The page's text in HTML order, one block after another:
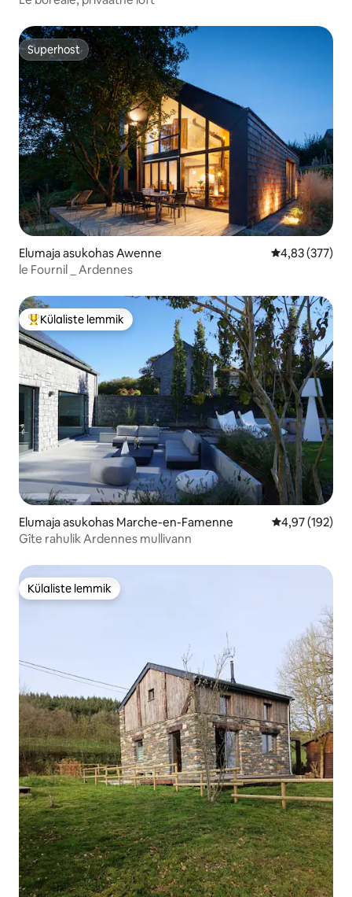
Superhost
Superhost
Elumaja asukohas Awenne Keskmine
4,83 (377)
le Fournil _ Ardennes
Külaliste suur lemmik
Külaliste lemmik
Elumaja asukohas Marche-en-Famenne Keskmine
4,97 (192)
Gîte rahulik Ardennes mullivann
Külaliste lemmik
Külaliste lemmik